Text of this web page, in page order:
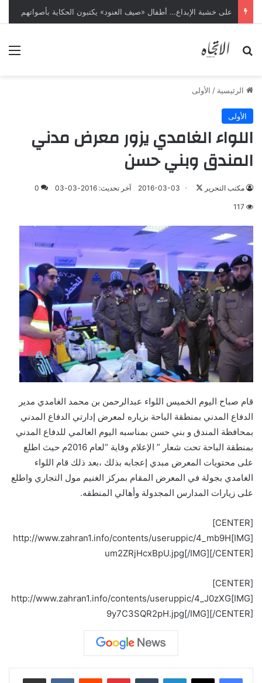
على خشبة الإبداع… أطفال «صيف العنود» يكتبون الحكاية بأصواتهم
بحث عن
الرئيسية / الأولى
الأولى
اللواء الغامدي يزور معرض مدني
المندق وبني حسن
مكتب التحرير 2016-03-03 آخر تحديث: 2016-03-03 0
117
قام صباح اليوم الخميس اللواء عبدالرحمن بن محمد الغامدي مدير
الدفاع المدني بمنطقة الباحة بزياره لمعرض إدارتي الدفاع المدني
بمحافظة المندق و بني حسن بمناسبه اليوم العالمي للدفاع المدني
بمنطقة الباحة تحت شعار ” الإعلام وقاية “لعام 2016م حيث اطلع
على محتويات المعرض مبدي إعجابه بذلك ،بعد ذلك قام اللواء
الغامدي بجولة في المعرض المقام بمركز الغنيم مول التجاري واطلع
على زيارات المدارس المجدولة وأهالي المنطقه.
[CENTER]
[IMG]http://www.zahran1.info/contents/useruppic/4_mb9H
um2ZRjHcxBpU.jpg[/IMG][/CENTER]
[CENTER]
[IMG]http://www.zahran1.info/contents/useruppic/4_J0zXG
9y7C3SQR2pH.jpg[/IMG][/CENTER]
لينكدإن بينتيريست مشاركة عبر البريد